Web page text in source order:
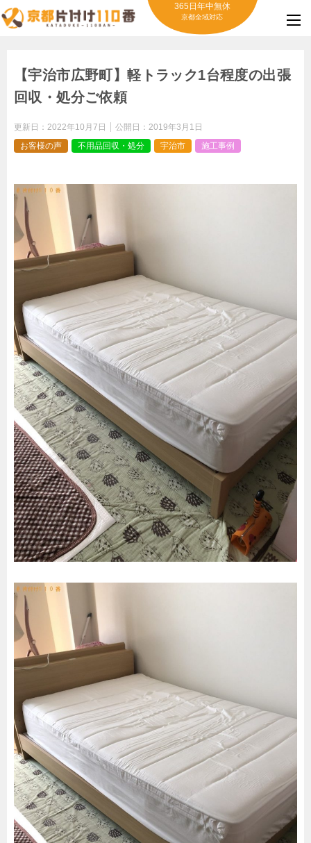
365日年中無休
京都全域対応
【宇治市広野町】軽トラック1台程度の出張
回収・処分ご依頼
更新日： 2022年10月7日 公開日： 2019年3月1日
お客様の声
不用品回収・処分 宇治市 施工事例